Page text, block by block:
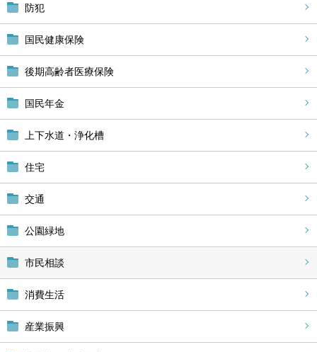
防犯
国民健康保険
後期高齢者医療保険
国民年金
上下水道・浄化槽
住宅
交通
公園緑地
市民相談
消費生活
産業振興